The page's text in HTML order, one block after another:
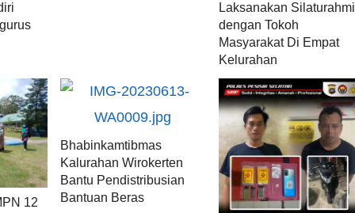
Laksanakan Silaturahmi
dengan Tokoh
Masyarakat Di Empat
Kelurahan
12
Bhabinkamtibmas
Kalurahan Wirokerten
Bantu Pendistribusian
Bantuan Beras